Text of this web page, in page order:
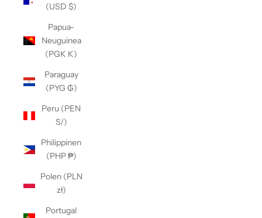
(USD $)
Papua-
Neuguinea
(PGK K)
Paraguay
(PYG ₲)
Peru (PEN
S/)
Philippinen
(PHP ₱)
Polen (PLN
zł)
Portugal